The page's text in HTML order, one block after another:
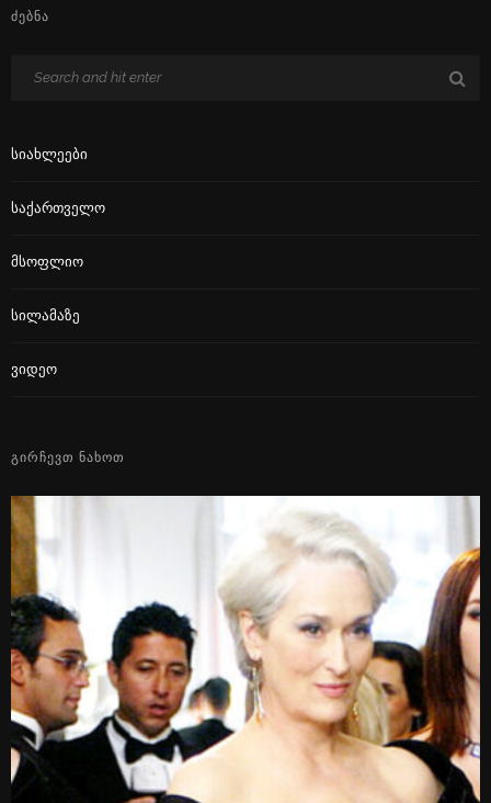
ᲫᲔᲑᲜᲐ
Სიახლეები
Საქართველო
Მსოფლიო
Სილამაზე
Ვიდეო
ᲒᲘᲠᲩᲔᲕᲗ ᲜᲐᲮᲝᲗ